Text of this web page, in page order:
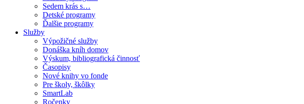
Sedem krás s…
Detské programy
Ďalšie programy
Služby
Výpožičné služby
Donáška kníh domov
Výskum, bibliografická činnosť
Časopisy
Nové knihy vo fonde
Pre školy, škôlky
SmartLab
Ročenky